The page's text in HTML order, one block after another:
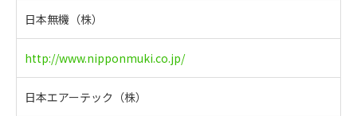
日本無機（株）
http://www.nipponmuki.co.jp/
日本エアーテック（株）